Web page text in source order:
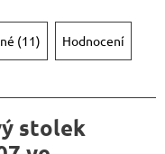
(11) Hodnocení
stolek